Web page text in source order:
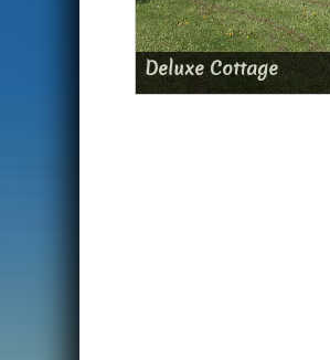
Deluxe Cottage